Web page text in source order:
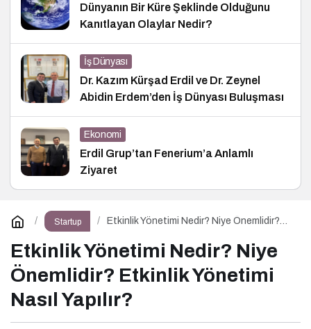
Dünyanın Bir Küre Şeklinde Olduğunu
Kanıtlayan Olaylar Nedir?
İş Dünyası
Dr. Kazım Kürşad Erdil ve Dr. Zeynel
Abidin Erdem’den İş Dünyası Buluşması
Ekonomi
Erdil Grup’tan Fenerium’a Anlamlı
Ziyaret
Startup
Etkinlik Yönetimi Nedir? Niye Önemlidir?
Etkinlik Yönetimi Nedir? Niye
Önemlidir? Etkinlik Yönetimi
Nasıl Yapılır?